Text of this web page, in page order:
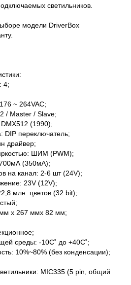
светильников.
модели DriverBox
4;
~ 264VAC;
/ Master / Slave;
(1990);
DIP переключатель;
драйвер;
ШИМ (PWM);
(350мА);
на канал: 2-6 шт (24V);
23V (12V);
млн. цветов (32 bit);
х 267 ммх 82 мм;
среды: -10С˚ до +40С˚;
10%~80% (без конденсации);
MIC335 (5 pin, общий